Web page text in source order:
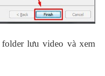
lưu video và xem